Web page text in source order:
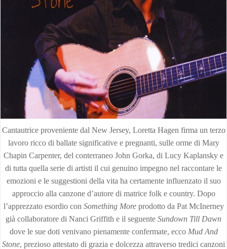
Cantautrice proveniente dal New Jersey, Loretta Hagen firma un terzo
lavoro ricco di ballate significative e pregnanti, sulle orme di Mary
Chapin Carpenter, del conterraneo John Gorka, di Lucy Kaplansky e
di tutta quella serie di artisti il cui genuino impegno nel raccontare le
emozioni e le suggestioni della vita ha certamente influenzato il suo
approccio alla canzone d’autore di matrice folk e country. Dopo
l’apprezzato esordio con Something More prodotto da Pat McInerney
già collaboratore di Nanci Griffith e il seguente Sundown Till Dawn
dove le sue doti venivano pienamente confermate, ecco Mud And
Stone, prezioso attestato di grazia e dolcezza attraverso tredici canzoni